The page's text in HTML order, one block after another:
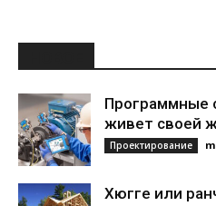
Программные
живет своей
Проектирование
Хюгге или